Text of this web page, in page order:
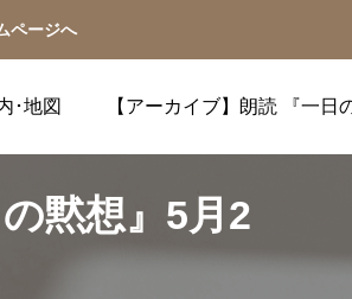
ページへ
･地図 【アーカイブ】朗読 『一日
黙想』5月2